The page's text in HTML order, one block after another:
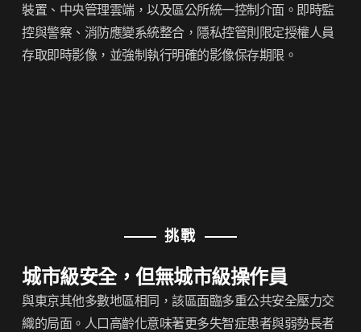
裝置、中央管理雲端，以及區公所統一控制介面。即時監
控與警察、消防應變系統整合，隱私控管則限定授權人員
存取即時影像，並強制執行明確的影像保存期限。
挑戰
城市級安全，但無城市級操作員
與東京其他多數地區相同，該區面臨多重公共安全壓力交
織的局面。人口高齡化意味著更多失智症患者與弱勢長者